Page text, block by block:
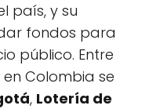
país, y su
fondos para
público. Entre
Colombia se
, Lotería de